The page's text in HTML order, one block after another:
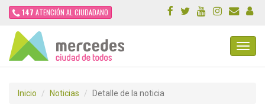
147 ATENCIÓN AL CIUDADANO
Inicio Noticias Detalle de la noticia